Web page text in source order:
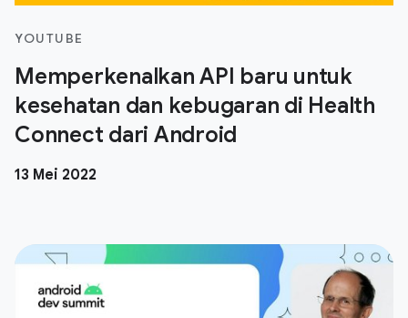
YOUTUBE
Memperkenalkan API baru untuk
kesehatan dan kebugaran di Health
Connect dari Android
13 Mei 2022